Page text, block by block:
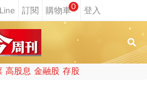
0
高股息 金融股 存股